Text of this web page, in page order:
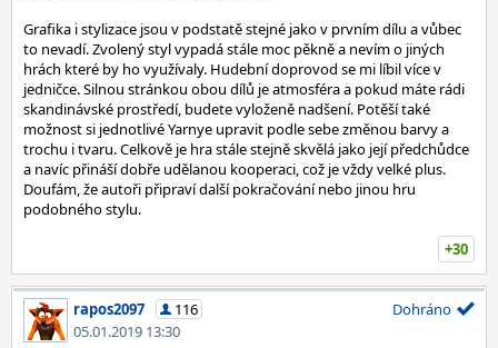
Grafika i stylizace jsou v podstatě stejné jako v prvním dílu a vůbec
to nevadí. Zvolený styl vypadá stále moc pěkně a nevím o jiných
hrách které by ho využívaly. Hudební doprovod se mi líbil více v
jedničce. Silnou stránkou obou dílů je atmosféra a pokud máte rádi
skandinávské prostředí, budete vyloženě nadšení. Potěší také
možnost si jednotlivé Yarnye upravit podle sebe změnou barvy a
trochu i tvaru. Celkově je hra stále stejně skvělá jako její předchůdce
a navíc přináší dobře udělanou kooperaci, což je vždy velké plus.
Doufám, že autoři připraví další pokračování nebo jinou hru
podobného stylu.
+30
rapos2097
116
05.01.2019 13:30
Dohráno